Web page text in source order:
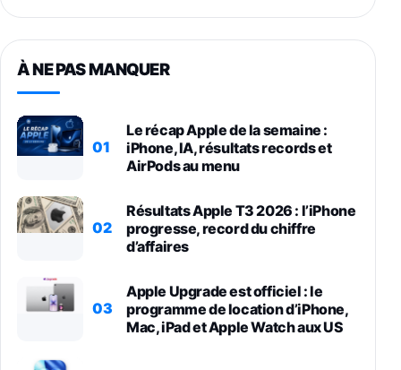
À NE PAS MANQUER
01
Le récap Apple de la semaine :
iPhone, IA, résultats records et
AirPods au menu
02
Résultats Apple T3 2026 : l’iPhone
progresse, record du chiffre
d’affaires
03
Apple Upgrade est officiel : le
programme de location d’iPhone,
Mac, iPad et Apple Watch aux US